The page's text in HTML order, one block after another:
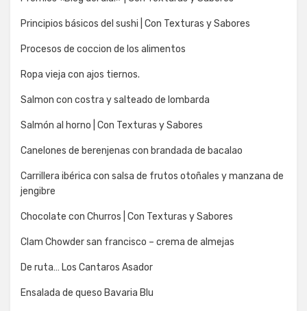
Principios básicos del sushi | Con Texturas y Sabores
Procesos de coccion de los alimentos
Ropa vieja con ajos tiernos.
Salmon con costra y salteado de lombarda
Salmón al horno | Con Texturas y Sabores
Canelones de berenjenas con brandada de bacalao
Carrillera ibérica con salsa de frutos otoñales y manzana de
jengibre
Chocolate con Churros | Con Texturas y Sabores
Clam Chowder san francisco – crema de almejas
De ruta… Los Cantaros Asador
Ensalada de queso Bavaria Blu